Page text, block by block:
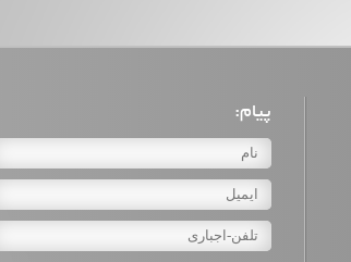
پیام: